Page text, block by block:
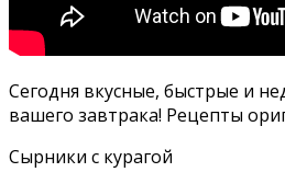
Сегодня вкусные, быстрые и
вашего завтрака! Рецепты
Сырники с курагой